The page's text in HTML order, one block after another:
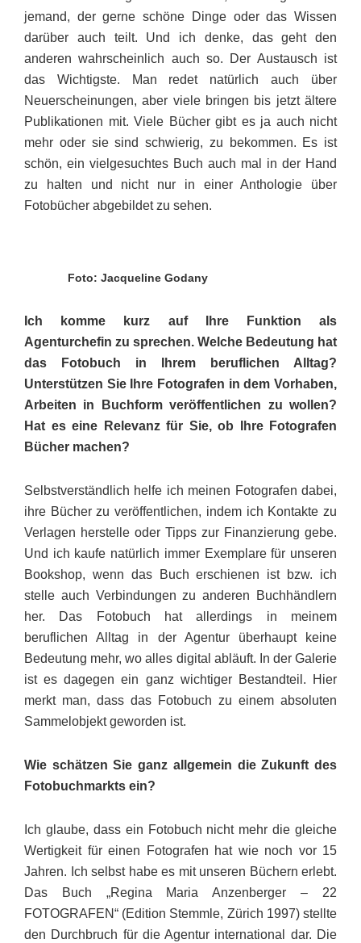
jemand, der gerne schöne Dinge oder das Wissen
darüber auch teilt. Und ich denke, das geht den
anderen wahrscheinlich auch so. Der Austausch ist
das Wichtigste. Man redet natürlich auch über
Neuerscheinungen, aber viele bringen bis jetzt ältere
Publikationen mit. Viele Bücher gibt es ja auch nicht
mehr oder sie sind schwierig, zu bekommen. Es ist
schön, ein vielgesuchtes Buch auch mal in der Hand
zu halten und nicht nur in einer Anthologie über
Fotobücher abgebildet zu sehen.
Foto: Jacqueline Godany
Ich komme kurz auf Ihre Funktion als
Agenturchefin zu sprechen. Welche Bedeutung hat
das Fotobuch in Ihrem beruflichen Alltag?
Unterstützen Sie Ihre Fotografen in dem Vorhaben,
Arbeiten in Buchform veröffentlichen zu wollen?
Hat es eine Relevanz für Sie, ob Ihre Fotografen
Bücher machen?
Selbstverständlich helfe ich meinen Fotografen dabei,
ihre Bücher zu veröffentlichen, indem ich Kontakte zu
Verlagen herstelle oder Tipps zur Finanzierung gebe.
Und ich kaufe natürlich immer Exemplare für unseren
Bookshop, wenn das Buch erschienen ist bzw. ich
stelle auch Verbindungen zu anderen Buchhändlern
her. Das Fotobuch hat allerdings in meinem
beruflichen Alltag in der Agentur überhaupt keine
Bedeutung mehr, wo alles digital abläuft. In der Galerie
ist es dagegen ein ganz wichtiger Bestandteil. Hier
merkt man, dass das Fotobuch zu einem absoluten
Sammelobjekt geworden ist.
Wie schätzen Sie ganz allgemein die Zukunft des
Fotobuchmarkts ein?
Ich glaube, dass ein Fotobuch nicht mehr die gleiche
Wertigkeit für einen Fotografen hat wie noch vor 15
Jahren. Ich selbst habe es mit unseren Büchern erlebt.
Das Buch „Regina Maria Anzenberger – 22
FOTOGRAFEN“ (Edition Stemmle, Zürich 1997) stellte
den Durchbruch für die Agentur international dar. Die